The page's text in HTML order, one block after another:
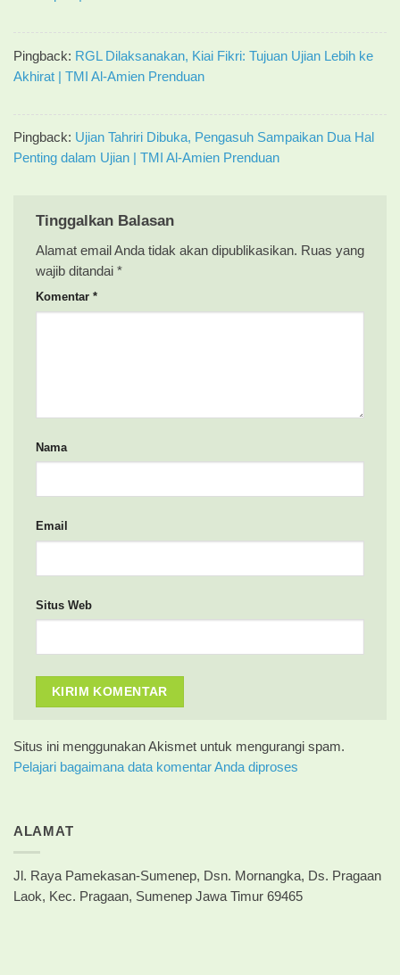
Pingback: RGL Dilaksanakan, Kiai Fikri: Tujuan Ujian Lebih ke
Akhirat | TMI Al-Amien Prenduan
Pingback: Ujian Tahriri Dibuka, Pengasuh Sampaikan Dua Hal
Penting dalam Ujian | TMI Al-Amien Prenduan
Tinggalkan Balasan
Alamat email Anda tidak akan dipublikasikan. Ruas yang
wajib ditandai *
Komentar *
Nama
Email
Situs Web
Situs ini menggunakan Akismet untuk mengurangi spam.
Pelajari bagaimana data komentar Anda diproses
ALAMAT
Jl. Raya Pamekasan-Sumenep, Dsn. Mornangka, Ds. Pragaan
Laok, Kec. Pragaan, Sumenep Jawa Timur 69465